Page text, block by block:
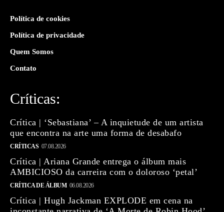
Política de cookies
Política de privacidade
Quem Somos
Contato
Críticas:
Crítica | ‘Sebastiana’ – A inquietude de um artista
que encontra na arte uma forma de desabafo
CRÍTICAS 07.08.2026
Crítica | Ariana Grande entrega o álbum mais
AMBICIOSO da carreira com o doloroso ‘petal’
CRÍTICA DE ÁLBUM 06.08.2026
Crítica | Hugh Jackman EXPLODE em cena na